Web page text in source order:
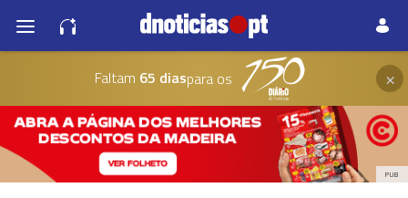
Faltam 65 diaspara os ×
PUB